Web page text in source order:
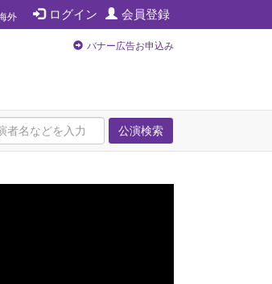
ログイン 会員登録
外
バナー広告お申込み
公演検索